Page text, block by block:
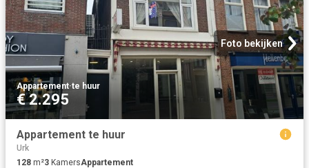
Foto bekijken
Appartement·te huur
€ 2.295
Appartement te huur
Urk
128 m²3 KamersAppartement